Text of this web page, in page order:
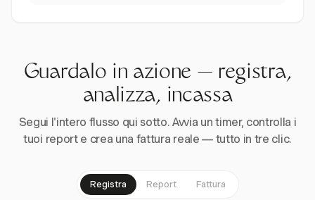
Guardalo in azione — registra,
analizza, incassa
Segui l'intero flusso qui sotto. Avvia un timer, controlla i
tuoi report e crea una fattura reale — tutto in tre clic.
Registra Report Fattura